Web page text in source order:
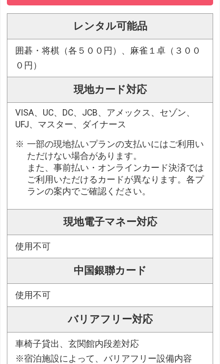
レンタル可能品
囲碁・将棋（各５００円）、麻雀１卓（３００
０円）
現地カード対応
VISA、UC、DC、JCB、アメックス、セゾン、
UFJ、マスター、ダイナース
一部の現地払いプランの支払いにはご利用い
ただけない場合があります。
また、事前払い・オンラインカード決済では
ご利用いただけるカードが異なります。各プ
ランの案内でご確認ください。
現地電子マネー対応
使用不可
中国銀聯カード
使用不可
バリアフリー対応
車椅子貸出、玄関館内段差対応
※宿泊施設によって、バリアフリー設備内容